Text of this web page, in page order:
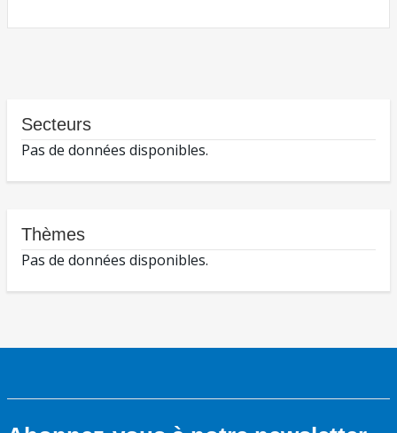
Secteurs
Pas de données disponibles.
Thèmes
Pas de données disponibles.